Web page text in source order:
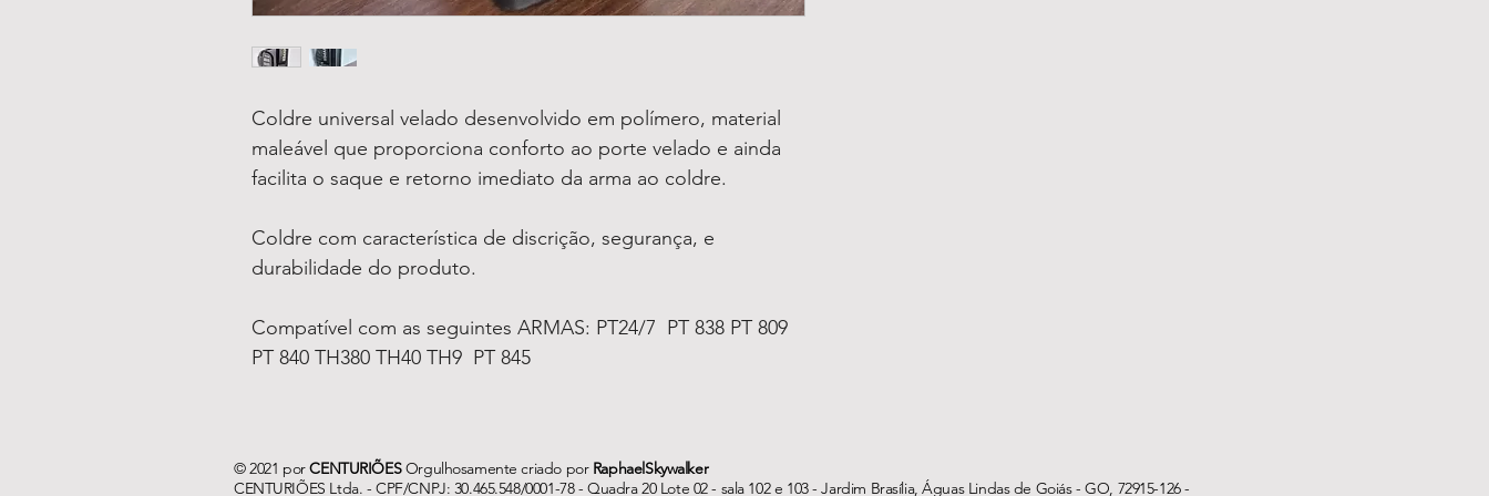
Coldre universal velado desenvolvido em polímero, material
maleável que proporciona conforto ao porte velado e ainda
facilita o saque e retorno imediato da arma ao coldre.
Coldre com característica de discrição, segurança, e
durabilidade do produto.
Compatível com as seguintes ARMAS: PT24/7  PT 838 PT 809
PT 840 TH380 TH40 TH9  PT 845
© 2021 porCENTURIÕESOrgulhosamente criado por RaphaelSkywalker
CENTURIÕES Ltda. - CPF/CNPJ: 30.465.548/0001-78 - Quadra 20 Lote 02 - sala 102 e 103 - Jardim Brasília, Águas Lindas de Goiás - GO, 72915-126 -